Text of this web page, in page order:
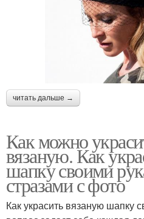
читать дальше →
Как можно
вязаную. Как
шапку своими
стразами с фото
Как украсить вязаную шапку